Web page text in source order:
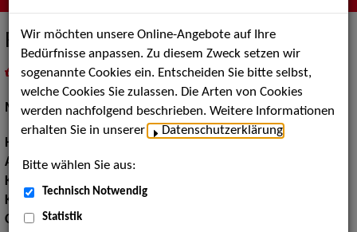
Roberto F.
als PDF speichern
inMeine Merklistelegen
Models / Werbung:Fotomodell, Dressman
Haarfarbe:
Augenfarbe:braun
Körpergröße:
Konfektionsgröße:
50 52
Oberweite:101
Wir möchten unsere Online-Angebote auf Ihre
Bedürfnisse anpassen. Zu diesem Zweck setzen wir
sogenannte Cookies ein. Entscheiden Sie bitte selbst,
welche Cookies Sie zulassen. Die Arten von Cookies
werden nachfolgend beschrieben. Weitere Informationen
erhalten Sie in unserer
Datenschutzerklärung
Bitte wählen Sie aus:
Technisch Notwendig
Statistik